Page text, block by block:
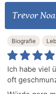
Trevor
Biografie
Ich habe viel
oft